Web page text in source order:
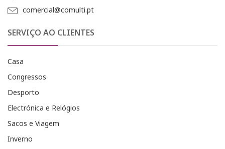
comercial@comulti.pt
SERVIÇO AO CLIENTES
Casa
Congressos
Desporto
Electrónica e Relógios
Sacos e Viagem
Inverno